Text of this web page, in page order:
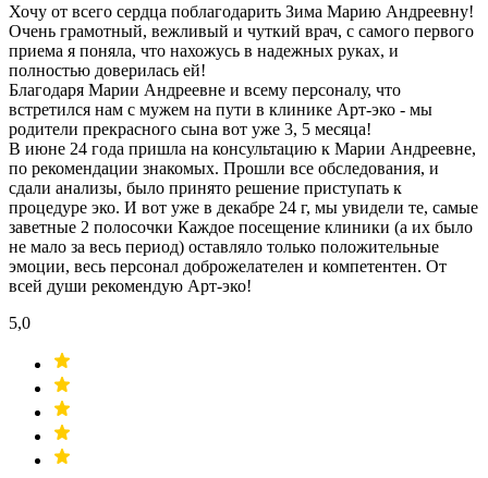
Хочу от всего сердца поблагодарить Зима Марию Андреевну!
Очень грамотный, вежливый и чуткий врач, с самого первого
приема я поняла, что нахожусь в надежных руках, и
полностью доверилась ей!
Благодаря Марии Андреевне и всему персоналу, что
встретился нам с мужем на пути в клинике Арт-эко - мы
родители прекрасного сына вот уже 3, 5 месяца!
В июне 24 года пришла на консультацию к Марии Андреевне,
по рекомендации знакомых. Прошли все обследования, и
сдали анализы, было принято решение приступать к
процедуре эко. И вот уже в декабре 24 г, мы увидели те, самые
заветные 2 полосочки Каждое посещение клиники (а их было
не мало за весь период) оставляло только положительные
эмоции, весь персонал доброжелателен и компетентен. От
всей души рекомендую Арт-эко!
5,0